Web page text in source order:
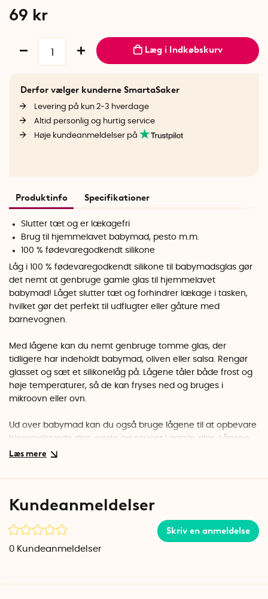
69 kr
Læg i Indkøbskurv
Derfor vælger kunderne SmartaSaker
Levering på kun 2-3 hverdage
Altid personlig og hurtig service
Høje kundeanmeldelser på
Produktinfo Specifikationer
Slutter tæt og er lækagefri
Brug til hjemmelavet babymad, pesto m.m.
100 % fødevaregodkendt silikone
Låg i 100 % fødevaregodkendt silikone til babymadsglas gør
det nemt at genbruge gamle glas til hjemmelavet
babymad! Låget slutter tæt og forhindrer lækage i tasken,
hvilket gør det perfekt til udflugter eller gåture med
barnevognen.
Med lågene kan du nemt genbruge tomme glas, der
tidligere har indeholdt babymad, oliven eller salsa. Rengør
glasset og sæt et silikonelåg på. Lågene tåler både frost og
høje temperaturer, så de kan fryses ned og bruges i
mikroovn eller ovn.
Ud over babymad kan du også bruge lågene til at opbevare
hjemmelavede dips, pesto og saucer i gamle glas. Lågene
leveres i en 4-pak med et blåt, gråt, grønt og lyserødt låg, så
diameter på maks. ca. Ø5 cm. De er fremstillet af 100 %
tåler temperaturer fra –50 °C til 260 °C og kan vaskes i
opvaskemaskine.
Kundeanmeldelser
Skriv en anmeldelse
0 Kundeanmeldelser